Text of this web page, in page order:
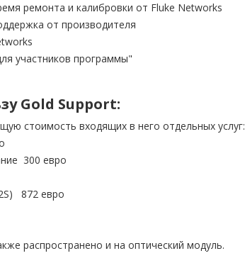
ремонта и калибровки от Fluke Networks
от производителя
участников программы"
Gold Support:
стоимость входящих в него отдельных услуг:
300 евро
872 евро
распространено и на оптический модуль.